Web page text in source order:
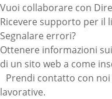
Vuoi collaborare con
Ricevere supporto per il
Segnalare errori?
Ottenere informazioni
di un sito web a come
Prendi contatto con
lavorative.